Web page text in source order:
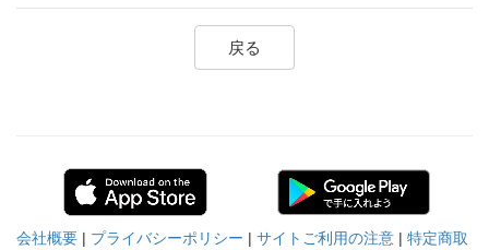
戻る
会社概要 | プライバシーポリシー | サイトご利用の注意 | 特定商取